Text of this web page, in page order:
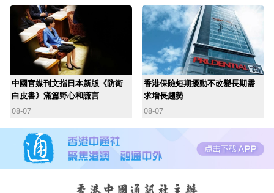
中國官媒刊文指日本新版《防衛
白皮書》滿篇野心和謊言
08-07
香港保險短期擾動不改變長期需
求增長趨勢
08-07